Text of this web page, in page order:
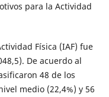
para la Actividad
Física (IAF) fue
De acuerdo al
48 de los
medio (22,4%) y 56